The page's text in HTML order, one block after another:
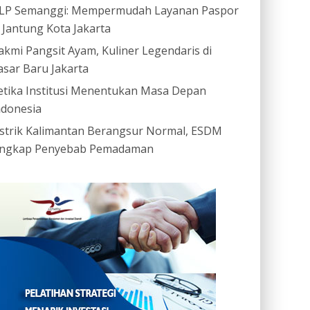
Semanggi: Mempermudah Layanan Paspor
Kota Jakarta
Pangsit Ayam, Kuliner Legendaris di
Baru Jakarta
Institusi Menentukan Masa Depan
Kalimantan Berangsur Normal, ESDM
Penyebab Pemadaman